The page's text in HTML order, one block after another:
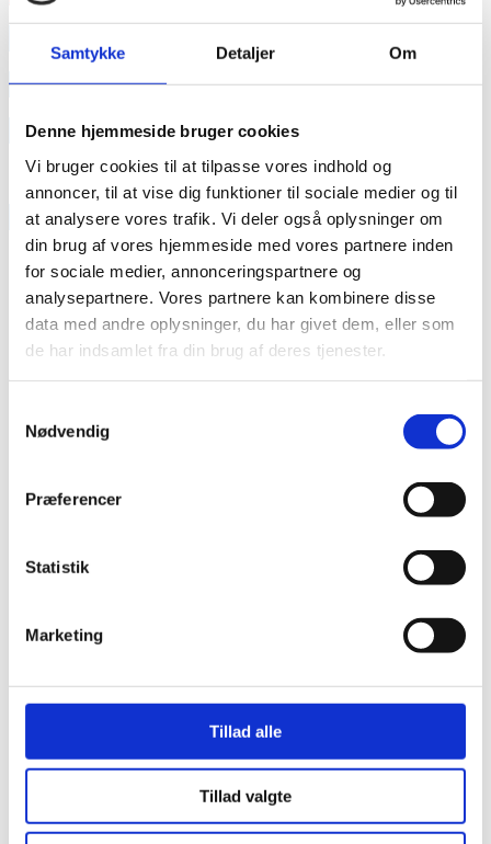
Samtykke Detaljer Om
Denne hjemmeside bruger cookies
Vi bruger cookies til at tilpasse vores indhold og
annoncer, til at vise dig funktioner til sociale medier og til
at analysere vores trafik. Vi deler også oplysninger om
din brug af vores hjemmeside med vores partnere inden
for sociale medier, annonceringspartnere og
analysepartnere. Vores partnere kan kombinere disse
data med andre oplysninger, du har givet dem, eller som
de har indsamlet fra din brug af deres tjenester.
Nødvendig
Præferencer
Statistik
Marketing
Tillad alle
Tillad valgte
annonce
Like us
RAINBOW BUSINESS DENMARK
Her er alle vinderne fra årets Danish
Rainbow Awards